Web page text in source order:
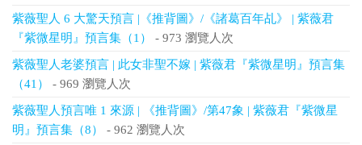
紫薇聖人 6 大驚天預言 |《推背圖》/《諸葛百年乩》 | 紫薇君
『紫微星明』預言集（1）
- 973 瀏覽人次
紫薇聖人老婆預言 | 此女非聖不嫁 | 紫薇君『紫微星明』預言集
（41）
- 969 瀏覽人次
紫薇聖人預言唯 1 來源 | 《推背圖》/第47象 | 紫薇君『紫微星
明』預言集（8）
- 962 瀏覽人次